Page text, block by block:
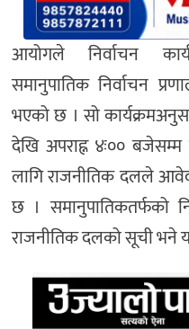
आयोगले निर्वाचन
समानुपातिक निर्वाचन
भएको छ । सो
देखि अपराह्न ४ः०० बजेसम्म
लागि राजनीतिक दलले
छ । समानुपातिकतर्फको
राजनीतिक दलको सूची भने